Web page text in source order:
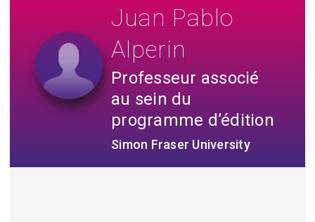
Juan Pablo
Alperin
Professeur associé
au sein du
programme d’édition
Simon Fraser University